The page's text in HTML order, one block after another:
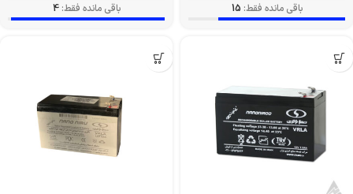
باقی مانده فقط: 15 باقی مانده فقط: 4